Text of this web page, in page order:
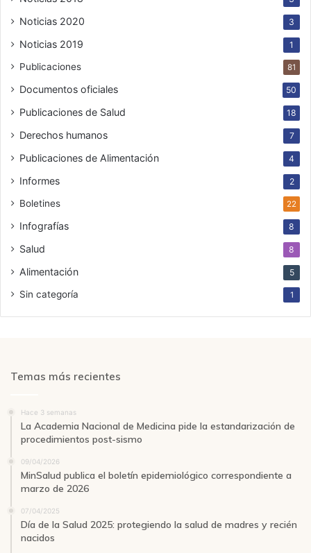
Noticias 2020 3
Noticias 2019 1
Publicaciones 81
Documentos oficiales 50
Publicaciones de Salud 18
Derechos humanos 7
Publicaciones de Alimentación 4
Informes 2
Boletines 22
Infografías 8
Salud 8
Alimentación 5
Sin categoría 1
Temas más recientes
Hace 3 semanas
La Academia Nacional de Medicina pide la estandarización de
procedimientos post-sismo
09/04/2026
MinSalud publica el boletín epidemiológico correspondiente a
marzo de 2026
07/04/2025
Día de la Salud 2025: protegiendo la salud de madres y recién
nacidos